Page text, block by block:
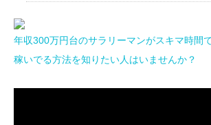
年収300万円台のサラリーマンがスキマ時間
稼いでる方法を知りたい人はいませんか？